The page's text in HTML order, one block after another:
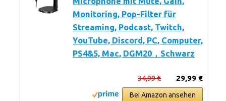
Monitoring, Pop-Filter für
Streaming, Podcast, Twitch,
YouTube, Discord, PC, Computer,
PS4&5, Mac, DGM20，Schwarz
29,99 €
34,99 €
Bei Amazon ansehen